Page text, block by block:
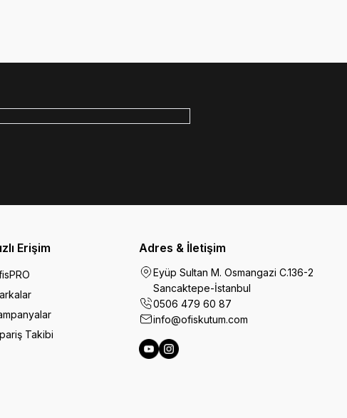
Erişim
Takibi
Adres & İletişim
Eyüp Sultan M. Osmangazi C.136-2
Sancaktepe-İstanbul
0506 479 60 87
info@ofiskutum.com
Ofiskutum You Tube
Ofiskutum Instagram